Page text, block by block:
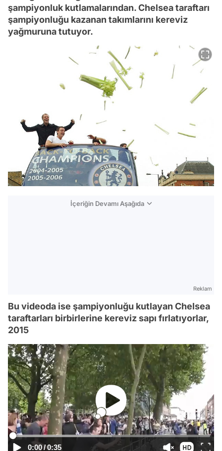
şampiyonluk kutlamalarından. Chelsea taraftarı
şampiyonluğu kazanan takımlarını kereviz
yağmuruna tutuyor.
İçeriğin Devamı Aşağıda
Reklam
Bu videoda ise şampiyonluğu kutlayan Chelsea
taraftarları birbirlerine kereviz sapı fırlatıyorlar,
2015
0:00/0:35